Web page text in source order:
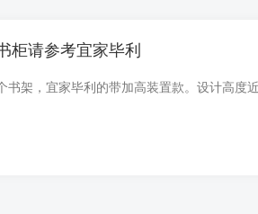
柜请参考宜家毕利